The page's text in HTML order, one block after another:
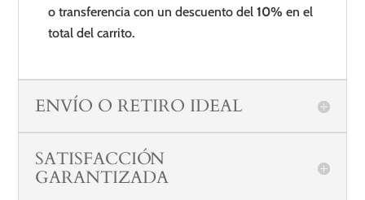
o transferencia con un descuento del10% en el
total del carrito.
ENVÍO O RETIRO IDEAL
SATISFACCIÓN
GARANTIZADA